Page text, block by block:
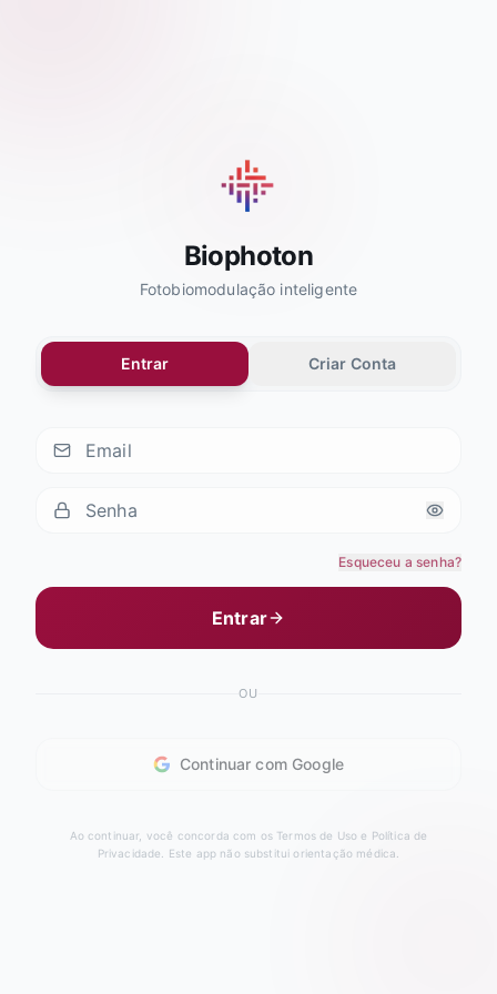
Biophoton
Fotobiomodulação inteligente
Entrar Criar Conta
Esqueceu a senha?
Entrar
OU
Continuar com Google
Ao continuar, você concorda com os Termos de Uso e Política de
Privacidade. Este app não substitui orientação médica.